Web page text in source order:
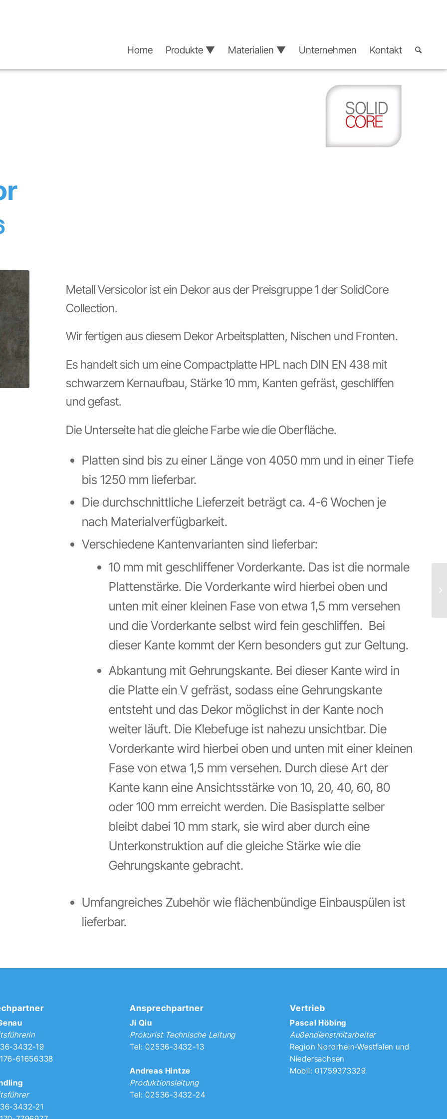
Home Produkte ▼ Materialien ▼ Unternehmen Kontakt
Metall Versicolor ist ein Dekor aus der Preisgruppe 1 der SolidCore
Collection.
Wir fertigen aus diesem Dekor Arbeitsplatten, Nischen und Fronten.
Es handelt sich um eine Compactplatte HPL nach DIN EN 438 mit
schwarzem Kernaufbau, Stärke 10 mm, Kanten gefräst, geschliffen
und gefast.
Die Unterseite hat die gleiche Farbe wie die Oberfläche.
Platten sind bis zu einer Länge von 4050 mm und in einer Tiefe
bis 1250 mm lieferbar.
Die durchschnittliche Lieferzeit beträgt ca. 4-6 Wochen je
nach Materialverfügbarkeit.
Verschiedene Kantenvarianten sind lieferbar:
10 mm mit geschliffener Vorderkante. Das ist die normale
Plattenstärke. Die Vorderkante wird hierbei oben und
unten mit einer kleinen Fase von etwa 1,5 mm versehen
und die Vorderkante selbst wird fein geschliffen. Bei
dieser Kante kommt der Kern besonders gut zur Geltung.
Abkantung mit Gehrungskante. Bei dieser Kante wird in
die Platte ein V gefräst, sodass eine Gehrungskante
entsteht und das Dekor möglichst in der Kante noch
weiter läuft. Die Klebefuge ist nahezu unsichtbar. Die
Vorderkante wird hierbei oben und unten mit einer kleinen
Fase von etwa 1,5 mm versehen. Durch diese Art der
Kante kann eine Ansichtsstärke von 10, 20, 40, 60, 80
oder 100 mm erreicht werden. Die Basisplatte selber
bleibt dabei 10 mm stark, sie wird aber durch eine
Unterkonstruktion auf die gleiche Stärke wie die
Gehrungskante gebracht.
Umfangreiches Zubehör wie flächenbündige Einbauspülen ist
lieferbar.
3432-19
61656338
3432-21
Ansprechpartner
Ji Qiu
Prokurist Technische Leitung
Tel: 02536-3432-13
Andreas Hintze
Produktionsleitung
Tel: 02536-3432-24
Vertrieb
Pascal Höbing
Außendienstmitarbeiter
Region Nordrhein-Westfalen und
Niedersachsen
Mobil: 01759373329